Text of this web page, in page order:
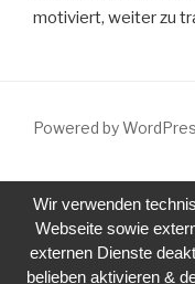
motiviert, weiter zu
Powered by
Wir verwenden
Webseite sowie
externen Dienste
belieben aktivieren &